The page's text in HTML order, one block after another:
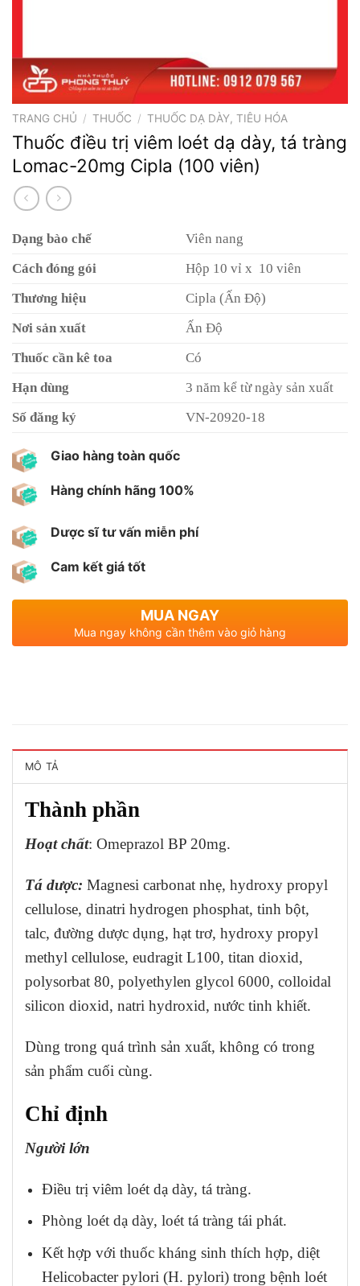
TRANG CHỦ / THUỐC / THUỐC DẠ DÀY, TIÊU HÓA
Thuốc điều trị viêm loét dạ dày, tá tràng
Lomac-20mg Cipla (100 viên)
Dạng bào chế
Viên nang
Cách đóng gói
Hộp 10 vỉ x 10 viên
Thương hiệu
Cipla (Ấn Độ)
Nơi sản xuất
Ấn Độ
Thuốc cần kê toa
Có
Hạn dùng
3 năm kể từ ngày sản xuất
Số đăng ký
VN-20920-18
Giao hàng toàn quốc
Hàng chính hãng 100%
Dược sĩ tư vấn miễn phí
Cam kết giá tốt
MUA NGAY
Mua ngay không cần thêm vào giỏ hàng
MÔ TẢ
Thành phần
Hoạt chất: Omeprazol BP 20mg.
Tá dược: Magnesi carbonat nhẹ, hydroxy propyl
cellulose, dinatri hydrogen phosphat, tinh bột,
talc, đường dược dụng, hạt trơ, hydroxy propyl
methyl cellulose, eudragit L100, titan dioxid,
polysorbat 80, polyethylen glycol 6000, colloidal
silicon dioxid, natri hydroxid, nước tinh khiết.
Dùng trong quá trình sản xuất, không có trong
sản phẩm cuối cùng.
Chỉ định
Người lớn
Điều trị viêm loét dạ dày, tá tràng.
Phòng loét dạ dày, loét tá tràng tái phát.
Kết hợp với thuốc kháng sinh thích hợp, diệt
Helicobacter pylori (H. pylori) trong bệnh loét